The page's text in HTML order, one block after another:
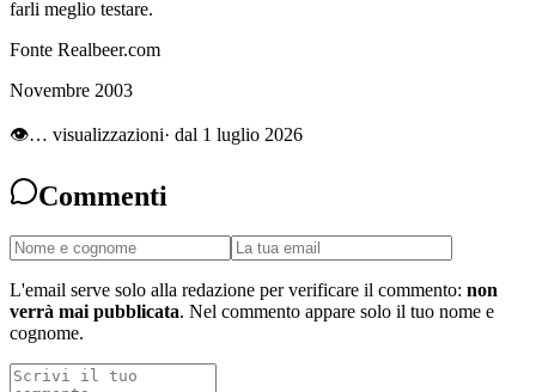
farli meglio testare.
Fonte Realbeer.com
Novembre 2003
👁… visualizzazioni· dal 1 luglio 2026
Commenti
L'email serve solo alla redazione per verificare il commento: non
verrà mai pubblicata. Nel commento appare solo il tuo nome e
cognome.